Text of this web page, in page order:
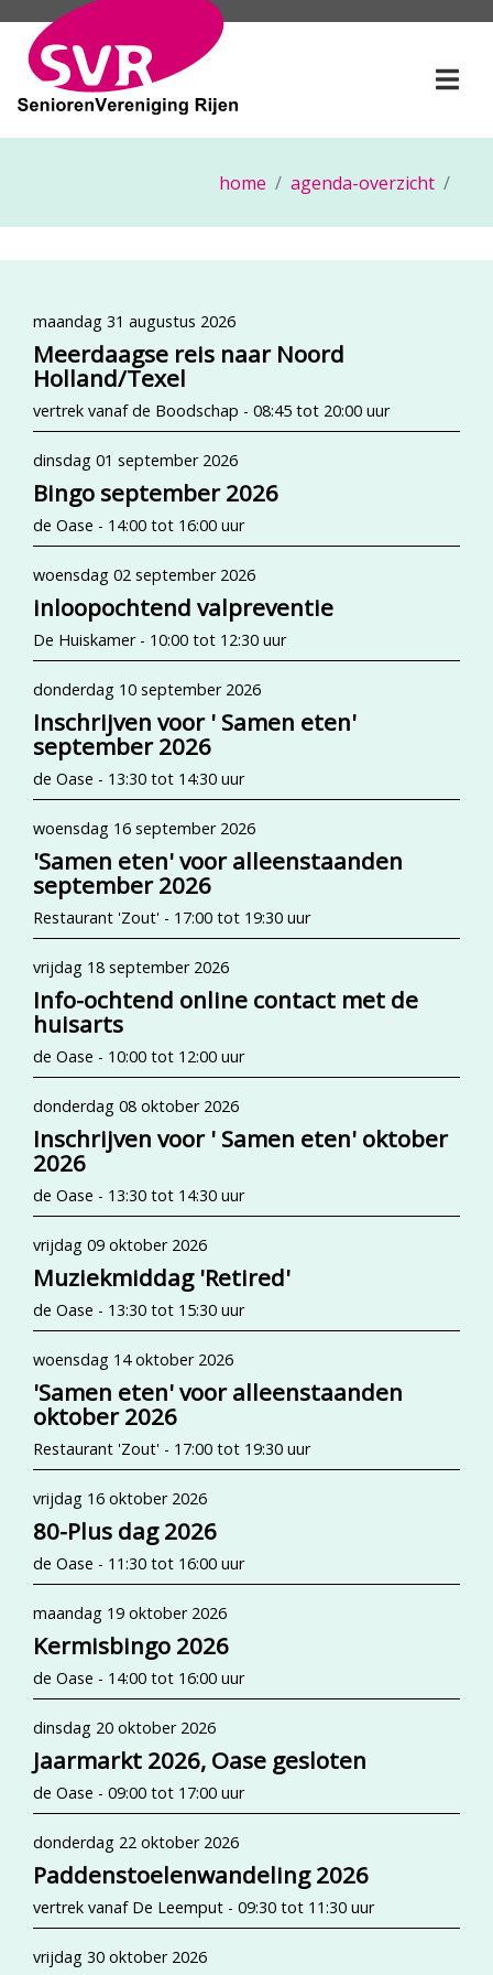
home agenda-overzicht
maandag 31 augustus 2026
Meerdaagse reis naar Noord
Holland/Texel
vertrek vanaf de Boodschap - 08:45 tot 20:00 uur
dinsdag 01 september 2026
Bingo september 2026
de Oase - 14:00 tot 16:00 uur
woensdag 02 september 2026
inloopochtend valpreventie
De Huiskamer - 10:00 tot 12:30 uur
donderdag 10 september 2026
Inschrijven voor ' Samen eten'
september 2026
de Oase - 13:30 tot 14:30 uur
woensdag 16 september 2026
'Samen eten' voor alleenstaanden
september 2026
Restaurant 'Zout' - 17:00 tot 19:30 uur
vrijdag 18 september 2026
Info-ochtend online contact met de
huisarts
de Oase - 10:00 tot 12:00 uur
donderdag 08 oktober 2026
Inschrijven voor ' Samen eten' oktober
2026
de Oase - 13:30 tot 14:30 uur
vrijdag 09 oktober 2026
Muziekmiddag 'Retired'
de Oase - 13:30 tot 15:30 uur
woensdag 14 oktober 2026
'Samen eten' voor alleenstaanden
oktober 2026
Restaurant 'Zout' - 17:00 tot 19:30 uur
vrijdag 16 oktober 2026
80-Plus dag 2026
de Oase - 11:30 tot 16:00 uur
maandag 19 oktober 2026
Kermisbingo 2026
de Oase - 14:00 tot 16:00 uur
dinsdag 20 oktober 2026
Jaarmarkt 2026, Oase gesloten
de Oase - 09:00 tot 17:00 uur
donderdag 22 oktober 2026
Paddenstoelenwandeling 2026
vertrek vanaf De Leemput - 09:30 tot 11:30 uur
vrijdag 30 oktober 2026